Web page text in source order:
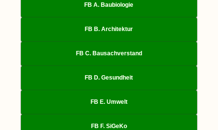
FB A. Baubiologie
FB B. Architektur
FB C. Bausachverstand
FB D. Gesundheit
FB E. Umwelt
FB F. SiGeKo